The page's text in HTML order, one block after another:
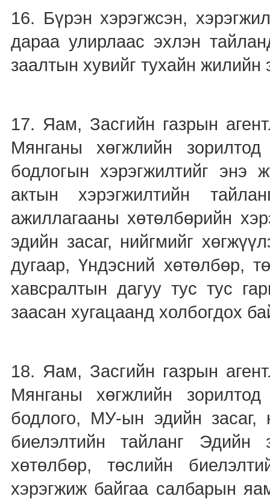
16. Бүрэн хэрэгжсэн,
дараа улирлаас эхлэн
заалтын хувийг тухайн
17. Яам, Засгийн газрын
Мянганы хөгжлийн
бодлогын хэрэгжилтийг энэ
актын хэрэгжилтийн
ажиллагааны хөтөлбөрийн
эдийн засаг, нийгмийг
дугаар, Үндэсний хөтөлбөр,
хавсралтын дагуу тус тус
заасан хугацаанд холбогдох
18. Яам, Засгийн газрын
Мянганы хөгжлийн
бодлого, МУ-ын эдийн засаг,
биелэлтийн тайланг Эдийн
хөтөлбөр, төслийн
хэрэгжиж байгаа салбарын